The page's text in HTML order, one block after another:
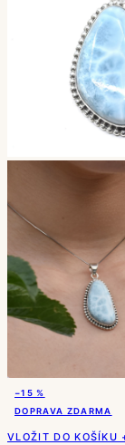
−15 %
DOPRAVA ZDARMA
VLOŽIT DO KOŠÍKU